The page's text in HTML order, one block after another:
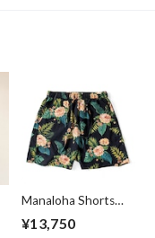
Manaloha Shorts
Navy
¥13,750